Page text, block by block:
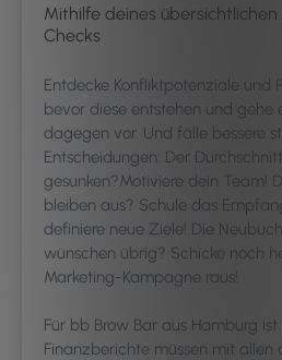
Mithilfe deines
Checks
Entdecke Konfliktpotenziale und
bevor diese entstehen und gehe
dagegen vor. Und fälle bessere
Entscheidungen: Der
gesunken?Motiviere dein Team!
bleiben aus? Schule das
definiere neue Ziele! Die
wünschen übrig? Schicke noch
Marketing-Kampagne raus!
Für bb Brow Bar aus Hamburg ist
Finanzberichte müssen mit allen